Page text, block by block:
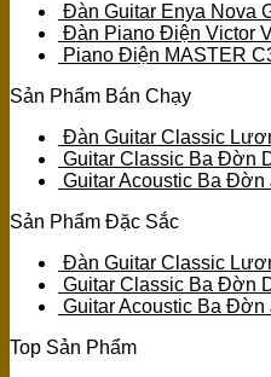
Đàn Guitar Enya Nova
Đàn Piano Điện Victor
Piano Điện MASTER
Sản Phẩm Bán Chạy
Đàn Guitar Classic
Guitar Classic Ba Đờn
Guitar Acoustic Ba Đờn
Sản Phẩm Đặc Sắc
Đàn Guitar Classic
Guitar Classic Ba Đờn
Guitar Acoustic Ba Đờn
Top Sản Phẩm